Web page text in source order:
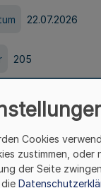
22.07.2026
205
Nr.
Cookies
zustimmen, oder
der Seite